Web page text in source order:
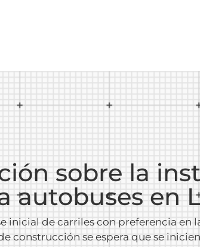
sobre la
autobuses en
inicial de carriles con preferencia en
construcción se espera que se